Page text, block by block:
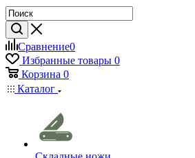
Сравнение0
Избранные товары 0
Корзина 0
Каталог